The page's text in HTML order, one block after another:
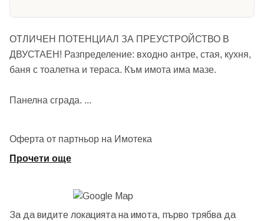
ОТЛИЧЕН ПОТЕНЦИАЛ ЗА ПРЕУСТРОЙСТВО В
ДВУСТАЕН! Разпределение: входно антре, стая, кухня,
баня с тоалетна и тераса. Към имота има мазе.
Панелна сграда. ...
Оферта от партньор на Имотека
Прочети още
За да видите локацията на имота, първо трябва да